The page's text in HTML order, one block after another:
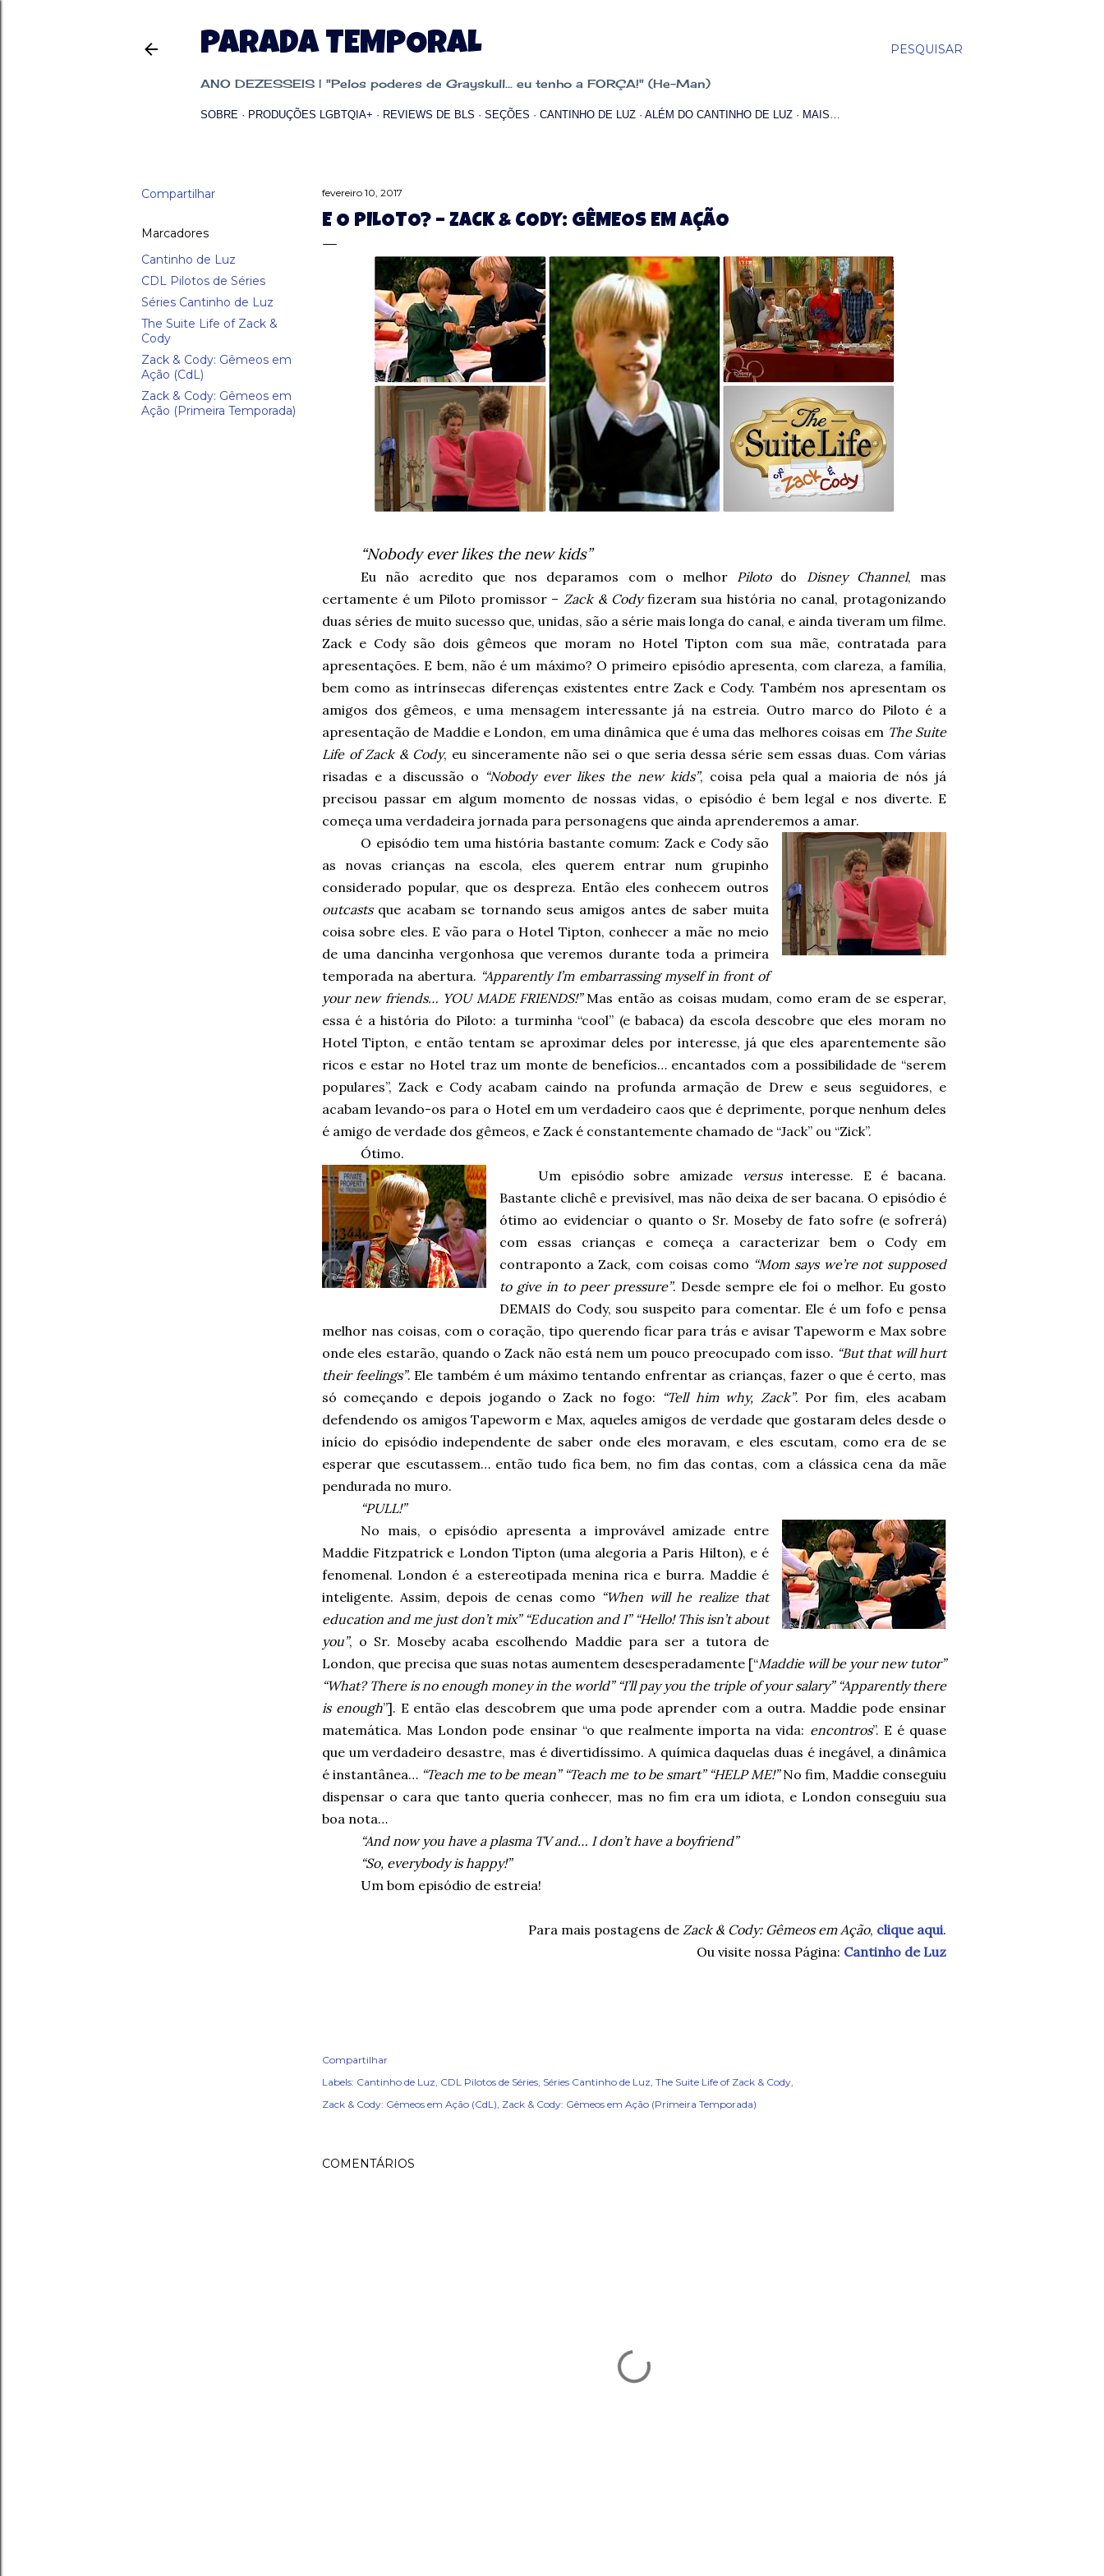
PESQUISAR
PARADA TEMPORAL
ANO DEZESSEIS | "Pelos poderes de Grayskull... eu tenho a FORÇA!" (He-Man)
SOBRE PRODUÇÕES LGBTQIA+ REVIEWS DE BLS SEÇÕES CANTINHO DE LUZ ALÉM DO CANTINHO DE LUZ MAIS…
Compartilhar
Marcadores
Cantinho de Luz
CDL Pilotos de Séries
Séries Cantinho de Luz
The Suite Life of Zack &
Cody
Zack & Cody: Gêmeos em
Ação (CdL)
Zack & Cody: Gêmeos em
Ação (Primeira Temporada)
fevereiro 10, 2017
E O PILOTO? – ZACK & CODY: GÊMEOS EM AÇÃO
“Nobody ever likes the new kids”
Eu não acredito que nos deparamos com o melhor Pilotodo Disney Channel, mas
certamente é um Piloto promissor – Zack & Codyfizeram sua história no canal, protagonizando
duas séries de muito sucesso que, unidas, são a série mais longa do canal, e ainda tiveram um filme.
Zack e Cody são dois gêmeos que moram no Hotel Tipton com sua mãe, contratada para
apresentações. E bem, não é um máximo? O primeiro episódio apresenta, com clareza, a família,
bem como as intrínsecas diferenças existentes entre Zack e Cody. Também nos apresentam os
amigos dos gêmeos, e uma mensagem interessante já na estreia. Outro marco do Piloto é a
apresentação de Maddie e London, em uma dinâmica que é uma das melhores coisas em The Suite
Life of Zack & Cody, eu sinceramente não sei o que seria dessa série sem essas duas. Com várias
risadas e a discussão o “Nobody ever likes the new kids”, coisa pela qual a maioria de nós já
precisou passar em algum momento de nossas vidas, o episódio é bem legal e nos diverte. E
começa uma verdadeira jornada para personagens que ainda aprenderemos a amar.
O episódio tem uma história bastante comum: Zack e Cody são
as novas crianças na escola, eles querem entrar num grupinho
considerado popular, que os despreza. Então eles conhecem outros
outcastsque acabam se tornando seus amigos antes de saber muita
coisa sobre eles. E vão para o Hotel Tipton, conhecer a mãe no meio
de uma dancinha vergonhosa que veremos durante toda a primeira
temporada na abertura. “Apparently I’m embarrassing myself in front of
your new friends… YOU MADE FRIENDS!”Mas então as coisas mudam, como eram de se esperar,
essa é a história do Piloto: a turminha “cool” (e babaca) da escola descobre que eles moram no
Hotel Tipton, e então tentam se aproximar deles por interesse, já que eles aparentemente são
ricos e estar no Hotel traz um monte de benefícios… encantados com a possibilidade de “serem
populares”, Zack e Cody acabam caindo na profunda armação de Drew e seus seguidores, e
acabam levando-os para o Hotel em um verdadeiro caos que é deprimente, porque nenhum deles
é amigo de verdade dos gêmeos, e Zack é constantemente chamado de “Jack” ou “Zick”.
Ótimo.
Um episódio sobre amizade
versusinteresse. E é bacana.
Bastante clichê e previsível, mas não deixa de ser bacana. O episódio é
ótimo ao evidenciar o quanto o Sr. Moseby de fato sofre (e sofrerá)
com essas crianças e começa a caracterizar bem o Cody em
contraponto a Zack, com coisas como “Mom says we’re not supposed
to give in to peer pressure”. Desde sempre ele foi o melhor. Eu gosto
DEMAIS do Cody, sou suspeito para comentar. Ele é um fofo e pensa
melhor nas coisas, com o coração, tipo querendo ficar para trás e avisar Tapeworm e Max sobre
onde eles estarão, quando o Zack não está nem um pouco preocupado com isso. “But that will hurt
their feelings”. Ele também é um máximo tentando enfrentar as crianças, fazer o que é certo, mas
só começando e depois jogando o Zack no fogo: “Tell him why, Zack”. Por fim, eles acabam
defendendo os amigos Tapeworm e Max, aqueles amigos de verdade que gostaram deles desde o
início do episódio independente de saber onde eles moravam, e eles escutam, como era de se
esperar que escutassem… então tudo fica bem, no fim das contas, com a clássica cena da mãe
pendurada no muro.
“PULL!”
No mais, o episódio apresenta a improvável amizade entre
Maddie Fitzpatrick e London Tipton (uma alegoria a Paris Hilton), e é
fenomenal. London é a estereotipada menina rica e burra. Maddie é
inteligente. Assim, depois de cenas como “When will he realize that
education and me just don’t mix” “Education and I” “Hello! This isn’t about
you”, o Sr. Moseby acaba escolhendo Maddie para ser a tutora de
London, que precisa que suas notas aumentem desesperadamente [“Maddie will be your new tutor”
“What? There is no enough money in the world” “I’ll pay you the triple of your salary” “Apparently there
is enough”]. E então elas descobrem que uma pode aprender com a outra. Maddie pode ensinar
matemática. Mas London pode ensinar “o que realmente importa na vida: encontros”. E é quase
que um verdadeiro desastre, mas é divertidíssimo. A química daquelas duas é inegável, a dinâmica
é instantânea… “Teach me to be mean” “Teach me to be smart” “HELP ME!” No fim, Maddie conseguiu
dispensar o cara que tanto queria conhecer, mas no fim era um idiota, e London conseguiu sua
boa nota…
“And now you have a plasma TV and… I don’t have a boyfriend”
“So, everybody is happy!”
Um bom episódio de estreia!
Para mais postagens de Zack & Cody: Gêmeos em Ação, clique aqui.
Ou visite nossa Página: Cantinho de Luz
Compartilhar
Labels: Cantinho de Luz CDL Pilotos de Séries Séries Cantinho de Luz The Suite Life of Zack & Cody
Zack & Cody: Gêmeos em Ação (CdL) Zack & Cody: Gêmeos em Ação (Primeira Temporada)
COMENTÁRIOS